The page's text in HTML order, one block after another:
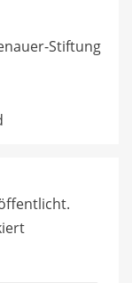
Stiftung